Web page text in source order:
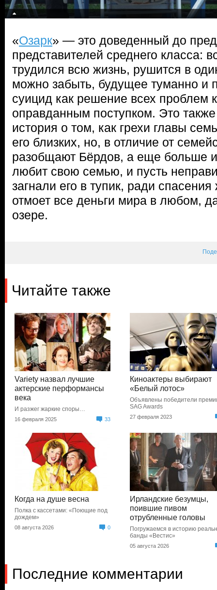
«Озарк» — это доведенный до
представителей среднего класса:
трудился всю жизнь, рушится в
можно забыть, будущее туманно и
суицид как решение всех проблем
оправданным поступком. Это
история о том, как грехи главы
его близких, но, в отличие от
разобщают Бёрдов, а еще больше
любит свою семью, и пусть
загнали его в тупик, ради
отмоет все деньги мира в любом,
озере.
Читайте также
Variety назвал лучшие
актерские перформансы
века
И разжег жаркие споры…
16 февраля 2025 33
Киноактеры выбирают
«Белый лотос»
Объявлены победители
SAG Awards
27 февраля 2023
Когда на душе весна
Полка с кассетами: «Поющие под
дождем»
08 августа 2026 0
Ирландские безумцы,
поившие пивом
отрубленные головы
Погружаемся в историю
банды «Вестис»
05 августа 2026
Последние комментарии